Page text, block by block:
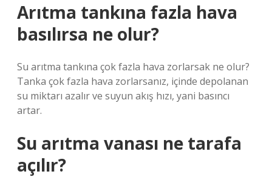
Arıtma tankına fazla hava
basılırsa ne olur?
Su arıtma tankına çok fazla hava zorlarsak ne olur?
Tanka çok fazla hava zorlarsanız, içinde depolanan
su miktarı azalır ve suyun akış hızı, yani basıncı
artar.
Su arıtma vanası ne tarafa
açılır?